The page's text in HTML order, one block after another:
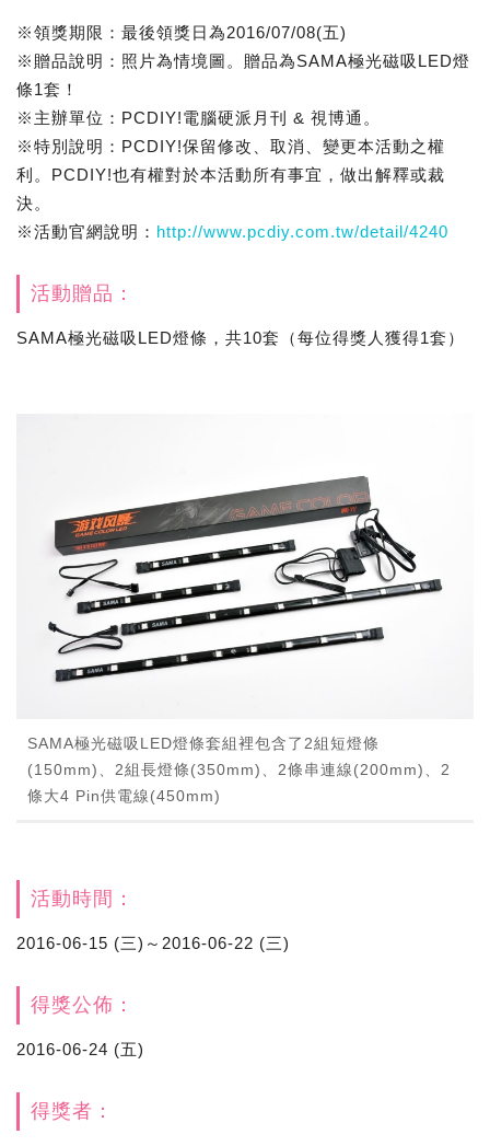
※領獎期限：最後領獎日為2016/07/08(五)
※贈品說明：照片為情境圖。贈品為SAMA極光磁吸LED燈
條1套！
※主辦單位：PCDIY!電腦硬派月刊 & 視博通。
※特別說明：PCDIY!保留修改、取消、變更本活動之權
利。PCDIY!也有權對於本活動所有事宜，做出解釋或裁
決。
※活動官網說明： http://www.pcdiy.com.tw/detail/4240
活動贈品：
SAMA極光磁吸LED燈條，共10套（每位得獎人獲得1套）
SAMA極光磁吸LED燈條套組裡包含了2組短燈條
(150mm)、2組長燈條(350mm)、2條串連線(200mm)、2
條大4 Pin供電線(450mm)
活動時間：
2016-06-15 (三)～2016-06-22 (三)
得獎公佈：
2016-06-24 (五)
得獎者：